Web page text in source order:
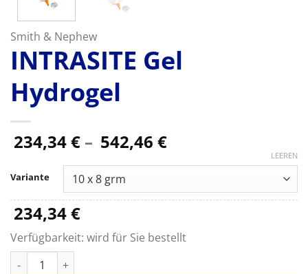
Smith & Nephew
INTRASITE Gel
Hydrogel
234,34€ – 542,46 €Preisspanne:
bis
542,46 €
Variante
LEEREN
234,34€
Verfügbarkeit: wird für Sie bestellt
INTRASITE Gel Hydrogel Menge